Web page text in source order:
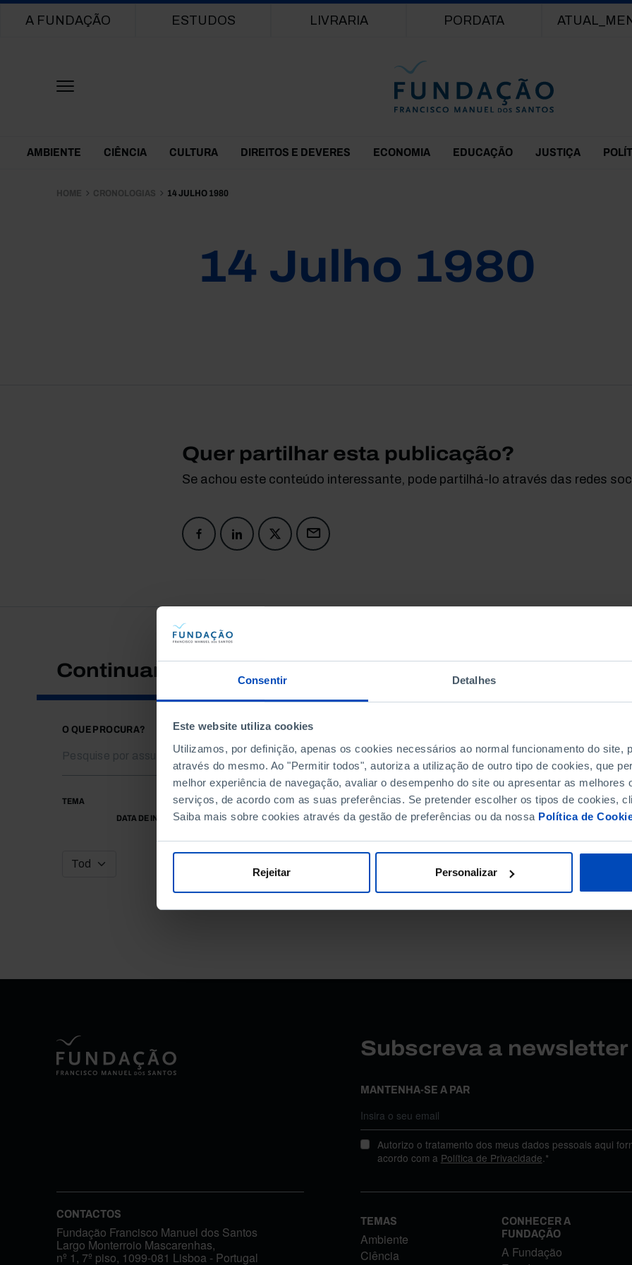
Consentir Detalhes
Este website utiliza cookies
Utilizamos, por definição, apenas os cookies necessários ao normal funcionamento do site,
através do mesmo. Ao "Permitir todos", autoriza a utilização de outro tipo de cookies, que
melhor experiência de navegação, avaliar o desempenho do site ou apresentar as melhores
serviços, de acordo com as suas preferências. Se pretender escolher os tipos de cookies,
Saiba mais sobre cookies através da gestão de preferências ou da nossa Política de
Rejeitar Personalizar
Main navigation
A FUNDAÇÃO ESTUDOS LIVRARIA PORDATA
Themes Menu
AMBIENTE CIÊNCIA CULTURA DIREITOS E DEVERES ECONOMIA EDUCAÇÃO JUSTIÇA
HOME CRONOLOGIAS 14 JULHO 1980
14 Julho 1980
Quer partilhar esta publicação?
Se achou este conteúdo interessante, pode partilhá-lo através das redes
Continuar a pesquisar
O QUE PROCURA?
TEMA
DATA DE INÍCIO
DATA DE FIM
Subscreva a
MANTENHA-SE A PAR
Autorizo o tratamento dos meus dados pessoais aqui
acordo com a Política de Privacidade.*
CONTACTOS
Fundação Francisco Manuel dos Santos
Largo Monterroio Mascarenhas,
nº 1, 7º piso, 1099-081 Lisboa - Portugal
TEMAS
Ambiente
Ciência
CONHECER A
FUNDAÇÃO
A Fundação